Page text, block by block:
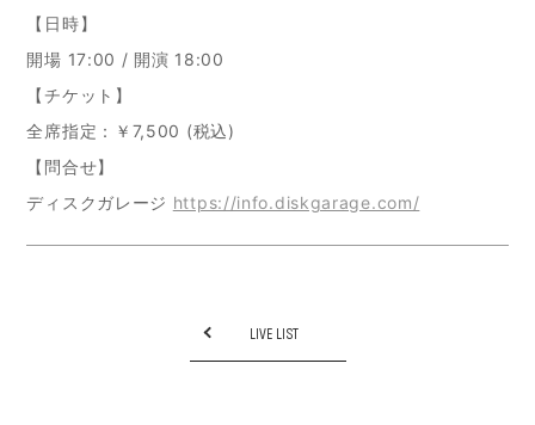
【日時】
開場 17:00 / 開演 18:00
【チケット】
全席指定：￥7,500 (税込)
【問合せ】
ディスクガレージ https://info.diskgarage.com/
LIVE LIST